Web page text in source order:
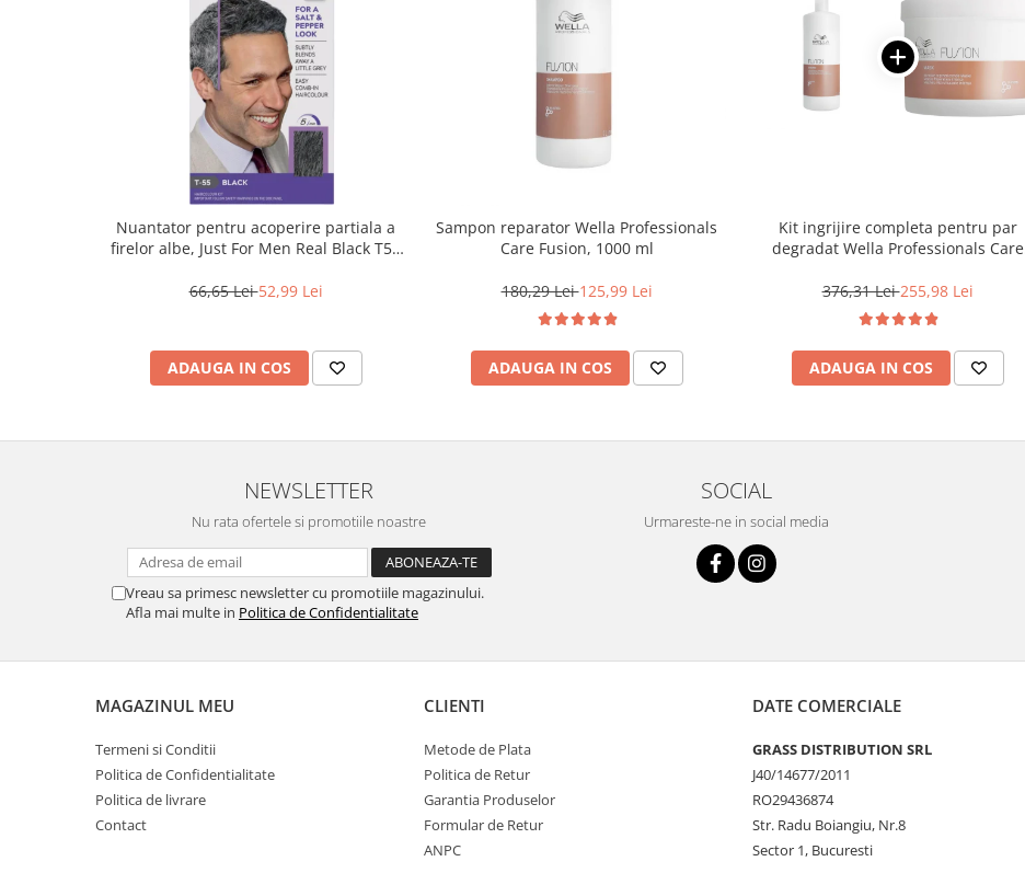
Nuantator pentru acoperire partiala a
firelor albe, Just For Men Real Black T55
66,65 Lei52,99 Lei
ADAUGA IN COS
Sampon reparator Wella Professionals
Care Fusion, 1000 ml
180,29 Lei125,99 Lei
ADAUGA IN COS
Kit ingrijire completa pentru par
degradat Wella Professionals Care
376,31 Lei255,98 Lei
ADAUGA IN COS
NEWSLETTER
Nu rata ofertele si promotiile noastre
Vreau sa primesc newsletter cu promotiile magazinului.
Afla mai multe in Politica de Confidentialitate
SOCIAL
Urmareste-ne in social media
MAGAZINUL MEU
Termeni si Conditii
Politica de Confidentialitate
Politica de livrare
Contact
CLIENTI
Metode de Plata
Politica de Retur
Garantia Produselor
Formular de Retur
ANPC
DATE COMERCIALE
GRASS DISTRIBUTION SRL
J40/14677/2011
RO29436874
Str. Radu Boiangiu, Nr.8
Sector 1, Bucuresti